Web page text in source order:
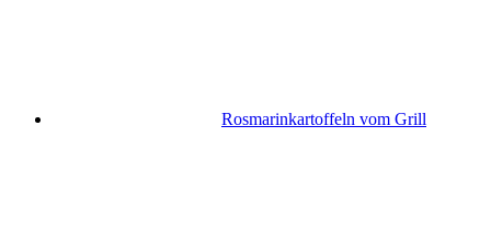
Rosmarinkartoffeln vom Grill